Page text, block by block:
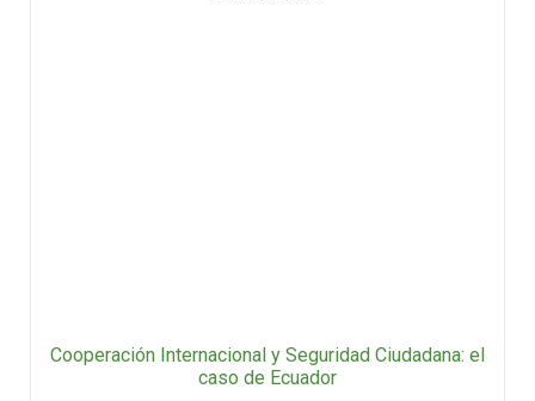
Cooperación Internacional y Seguridad Ciudadana: el
caso de Ecuador